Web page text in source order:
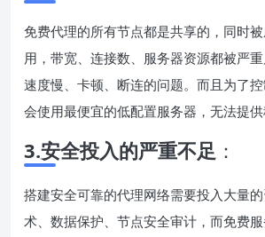
免费代理的所有节点都是共享的，同时
用，带宽、连接数、服务器资源都被严
速度慢、卡顿、断连的问题。而且为了
会使用最便宜的低配置服务器，无法提供
3.安全投入的严重不足 ：
搭建安全可靠的代理网络需要投入大量
术、数据保护、节点安全审计，而免费